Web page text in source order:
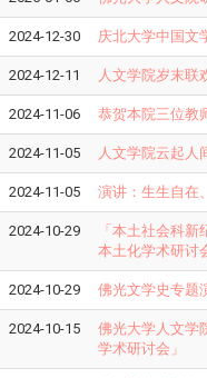
2024-12-30 庆北大学中国文
2024-12-11 人文学院岁末联
2024-11-06 恭贺本院三位教
2024-11-05 人文学院云起人
2024-11-05 演讲：生生自在
2024-10-29
「本土社会科
本土化学术研讨
2024-10-29 佛光文学史专题
2024-10-15
佛光大学人文学
学术研讨会」